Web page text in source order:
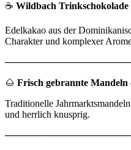
☕ Wildbach
Edelkakao aus der
Charakter und komplexer
🌰 Frisch gebrannte
Traditionelle
und herrlich knusprig.